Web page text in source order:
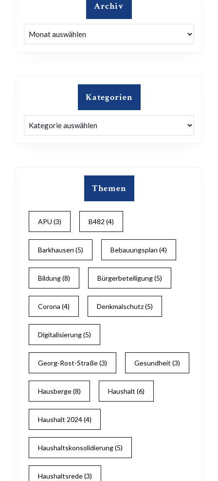
Archiv
Kategorien
Themen
APU (3) B482 (4)
Barkhausen (5) Bebauungsplan (4)
Bildung(8) Bürgerbeteiligung(5)
Corona (4) Denkmalschutz(5)
Digitalisierung(5)
Georg-Rost-Straße(3) Gesundheit (3)
Hausberge(8) Haushalt (6)
Haushalt 2024(4)
Haushaltskonsolidierung(5)
Haushaltsrede(3)